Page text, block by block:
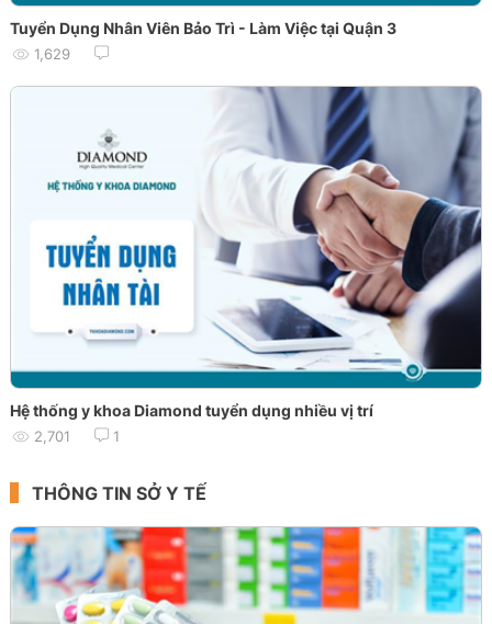
Tuyển Dụng Nhân Viên Bảo Trì - Làm Việc tại Quận 3
1,629
Hệ thống y khoa Diamond tuyển dụng nhiều vị trí
2,701 1
THÔNG TIN SỞ Y TẾ